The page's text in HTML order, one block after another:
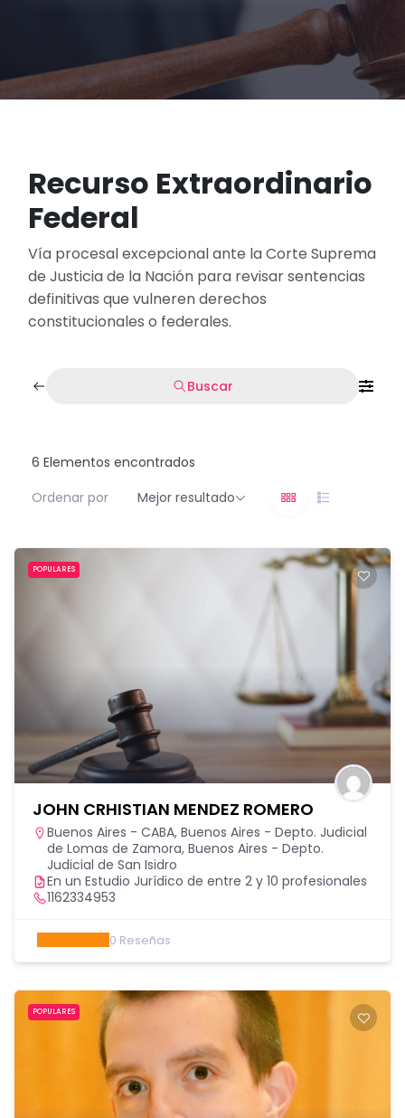
Recurso Extraordinario
Federal
Vía procesal excepcional ante la Corte Suprema
de Justicia de la Nación para revisar sentencias
definitivas que vulneren derechos
constitucionales o federales.
Buscar
6 Elementos encontrados
Ordenar por
Mejor resultado
POPULARES
JOHN CRHISTIAN MENDEZ ROMERO
Buenos Aires - CABA, Buenos Aires - Depto. Judicial
de Lomas de Zamora, Buenos Aires - Depto.
Judicial de San Isidro
En un Estudio Jurídico de entre 2 y 10 profesionales
1162334953
0 Reseñas
POPULARES